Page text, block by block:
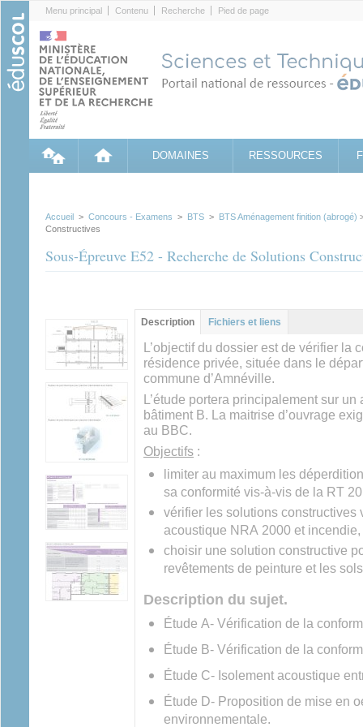
Menu principal Contenu Recherche Pied de page
DOMAINES RESSOURCES
Accueil > Concours - Examens > BTS > BTS Aménagement finition (abrogé)
Constructives
Sous-Épreuve E52 - Recherche de Solutions
Groupe principal
Description (onglet
actif)
Fichiers et liens
L’objectif du dossier est de vérifier la
résidence privée, située dans le
commune d’Amnéville.
L’étude portera principalement sur
bâtiment B. La maitrise d’ouvrage
au BBC.
Objectifs :
limiter au maximum les
sa conformité vis-à-vis de la RT
vérifier les solutions constructives
acoustique NRA 2000 et incendie,
choisir une solution constructive
revêtements de peinture et les
Description du sujet.
Étude A- Vérification de la
Étude B- Vérification de la
Étude C- Isolement acoustique
Étude D- Proposition de mise en
environnementale.